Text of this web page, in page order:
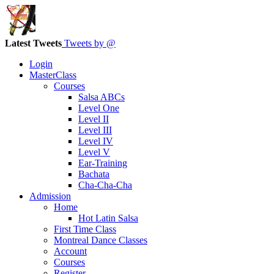
Latest Tweets Tweets by @
Login
MasterClass
Courses
Salsa ABCs
Level One
Level II
Level III
Level IV
Level V
Ear-Training
Bachata
Cha-Cha-Cha
Admission
Home
Hot Latin Salsa
First Time Class
Montreal Dance Classes
Account
Courses